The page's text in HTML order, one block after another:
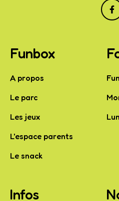
Funbox
A propos
Le parc
Les jeux
L'espace parents
Le snack
Infos